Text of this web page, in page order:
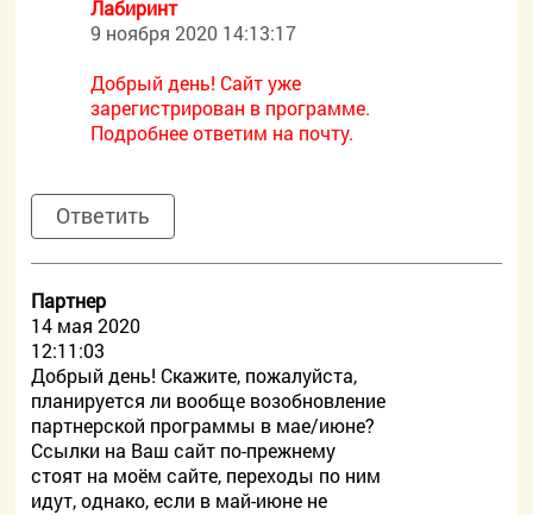
Лабиринт
9 ноября 2020 14:13:17
Добрый день! Сайт уже
зарегистрирован в программе.
Подробнее ответим на почту.
Ответить
Партнер
14 мая 2020
12:11:03
Добрый день! Скажите, пожалуйста,
планируется ли вообще возобновление
партнерской программы в мае/июне?
Ссылки на Ваш сайт по-прежнему
стоят на моём сайте, переходы по ним
идут, однако, если в май-июне не